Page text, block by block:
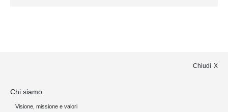
Chiudi
Chi siamo
Visione, missione e valori